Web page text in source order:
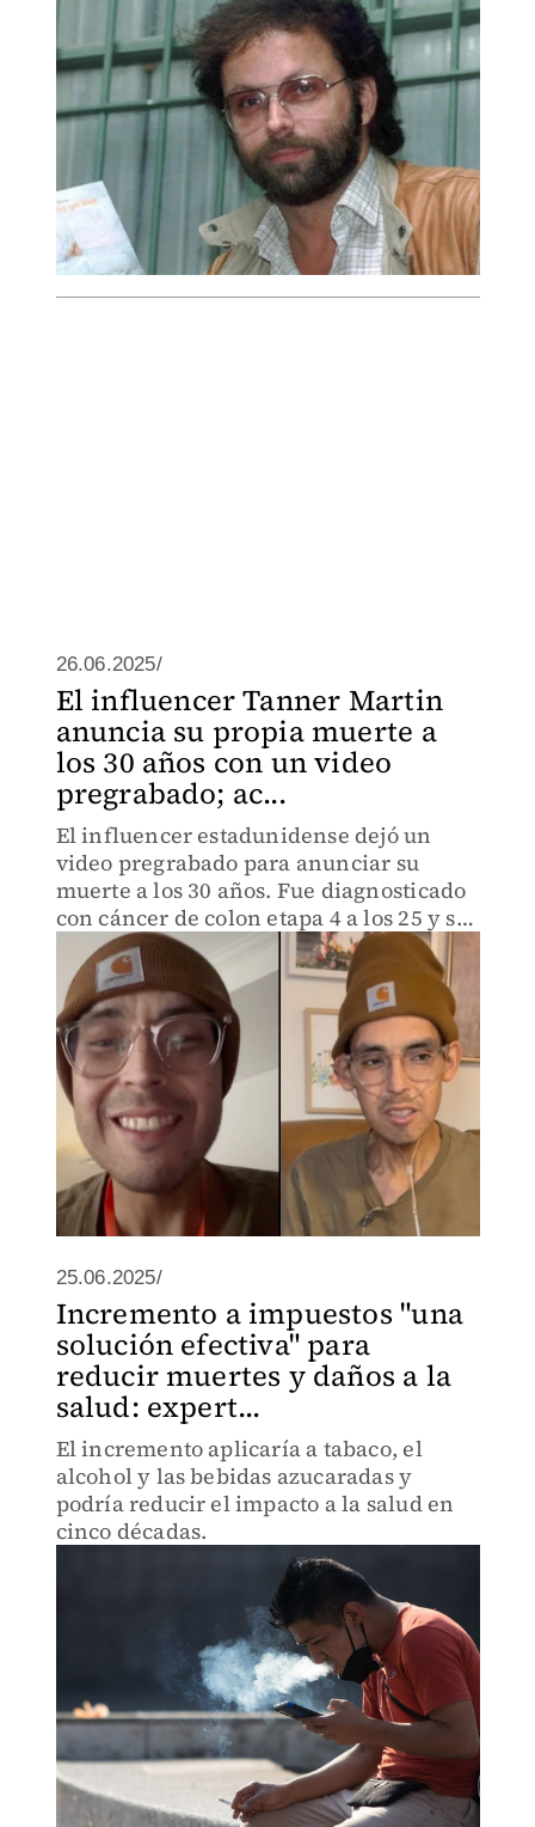
26.06.2025/
El influencer Tanner Martin
anuncia su propia muerte a
los 30 años con un video
pregrabado; ac...
El influencer estadunidense dejó un
video pregrabado para anunciar su
muerte a los 30 años. Fue diagnosticado
con cáncer de colon etapa 4 a los 25 y se
convirtió en papá por primera vez el 15
de mayo.
25.06.2025/
Incremento a impuestos "una
solución efectiva" para
reducir muertes y daños a la
salud: expert...
El incremento aplicaría a tabaco, el
alcohol y las bebidas azucaradas y
podría reducir el impacto a la salud en
cinco décadas.